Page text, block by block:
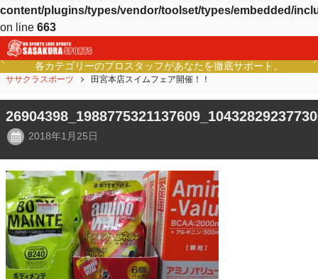
content/plugins/types/vendor/toolset/types/embedded/
on line 663
各カテゴリーのプロスタッフがあなたを徹底サポート。
Previous
ササクラスポーツ 田宮本店スイムフェア開催！！
2018年1月25日